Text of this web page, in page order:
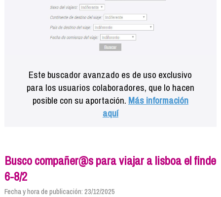
Este buscador avanzado es de uso exclusivo
para los usuarios colaboradores, que lo hacen
posible con su aportación. Más información
aquí
Busco compañer@s para viajar a lisboa el finde
6-8/2
Fecha y hora de publicación: 23/12/2025